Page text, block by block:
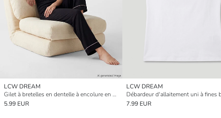
LCW DREAM
Gilet à bretelles en dentelle à encolure en V pour femme
5.99 EUR
LCW DREAM
7.99 EUR